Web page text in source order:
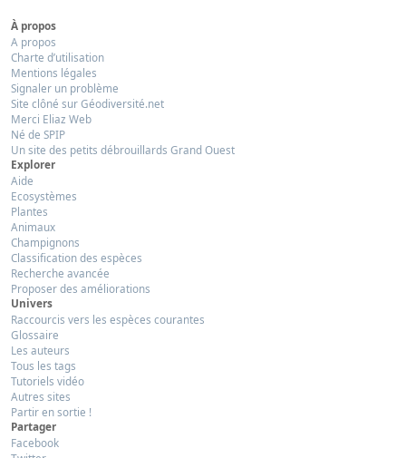
À propos
A propos
Charte d’utilisation
Mentions légales
Signaler un problème
Site clôné sur Géodiversité.net
Merci Eliaz Web
Né de SPIP
Un site des petits débrouillards Grand Ouest
Explorer
Aide
Ecosystèmes
Plantes
Animaux
Champignons
Classification des espèces
Recherche avancée
Proposer des améliorations
Univers
Raccourcis vers les espèces courantes
Glossaire
Les auteurs
Tous les tags
Tutoriels vidéo
Autres sites
Partir en sortie !
Partager
Facebook